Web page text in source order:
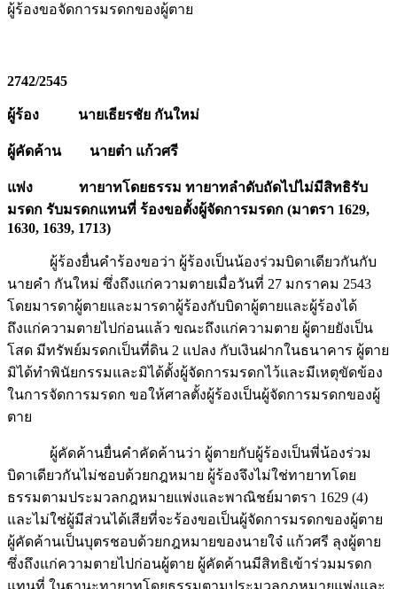
ผู้ร้องขอจัดการมรดกของผู้ตาย
2742/2545
ผู้ร้อง นายเธียรชัย กันใหม่
ผู้คัดค้านนายต๋า แก้วศรี
แพ่ง ทายาทโดยธรรม ทายาทลำดับถัดไปไม่มีสิทธิรับ
มรดก รับมรดกแทนที่ ร้องขอตั้งผู้จัดการมรดก (มาตรา 1629,
1630, 1639, 1713)
ผู้ร้องยื่นคำร้องขอว่า ผู้ร้องเป็นน้องร่วมบิดาเดียวกันกับ
นายคำ กันใหม่ ซึ่งถึงแก่ความตายเมื่อวันที่ 27 มกราคม 2543
โดยมารดาผู้ตายและมารดาผู้ร้องกับบิดาผู้ตายและผู้ร้องได้
ถึงแก่ความตายไปก่อนแล้ว ขณะถึงแก่ความตาย ผู้ตายยังเป็น
โสด มีทรัพย์มรดกเป็นที่ดิน 2 แปลง กับเงินฝากในธนาคาร ผู้ตาย
มิได้ทำพินัยกรรมและมิได้ตั้งผู้จัดการมรดกไว้และมีเหตุขัดข้อง
ในการจัดการมรดก ขอให้ศาลตั้งผู้ร้องเป็นผู้จัดการมรดกของผู้
ตาย
ผู้คัดค้านยื่นคำคัดค้านว่า ผู้ตายกับผู้ร้องเป็นพี่น้องร่วม
บิดาเดียวกันไม่ชอบด้วยกฎหมาย ผู้ร้องจึงไม่ใช่ทายาทโดย
ธรรมตามประมวลกฎหมายแพ่งและพาณิชย์มาตรา 1629 (4)
และไม่ใช่ผู้มีส่วนได้เสียที่จะร้องขอเป็นผู้จัดการมรดกของผู้ตาย
ผู้คัดค้านเป็นบุตรชอบด้วยกฎหมายของนายใจ๋ แก้วศรี ลุงผู้ตาย
ซึ่งถึงแก่ความตายไปก่อนผู้ตาย ผู้คัดค้านมีสิทธิเข้าร่วมมรดก